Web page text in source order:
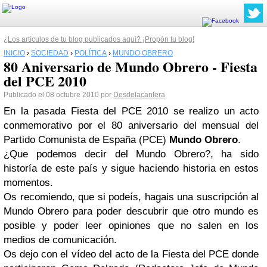
¿Los artículos de tu blog publicados aquí? ¡Propón tu blog!
INICIO › SOCIEDAD › POLÍTICA › MUNDO OBRERO
80 Aniversario de Mundo Obrero - Fiesta
del PCE 2010
Publicado el 08 octubre 2010 por Desdelacantera
En la pasada Fiesta del PCE 2010 se realizo un acto
conmemorativo por el 80 aniversario del mensual del
Partido Comunista de España (PCE) Mundo Obrero.
¿Que podemos decir del Mundo Obrero?, ha sido
historía de este país y sigue haciendo historia en estos
momentos.
Os recomiendo, que si podeís, hagais una suscripción al
Mundo Obrero para poder descubrir que otro mundo es
posible y poder leer opiniones que no salen en los
medios de comunicación.
Os dejo con el vídeo del acto de la Fiesta del PCE donde